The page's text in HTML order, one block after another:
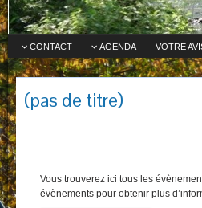
CONTACT AGENDA VOTRE
(pas de titre)
Vous trouverez ici tous les
évènements pour obtenir plus